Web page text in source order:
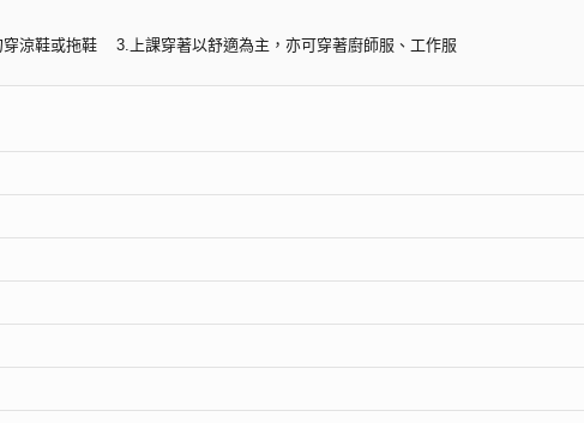
涼鞋或拖鞋 3.上課穿著以舒適為主，亦可穿著廚師服、工作服
(課程內